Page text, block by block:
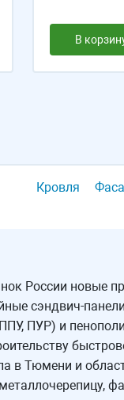
В
Кровля
России новые
сэндвич-
ПУР) и
в Тюмени и